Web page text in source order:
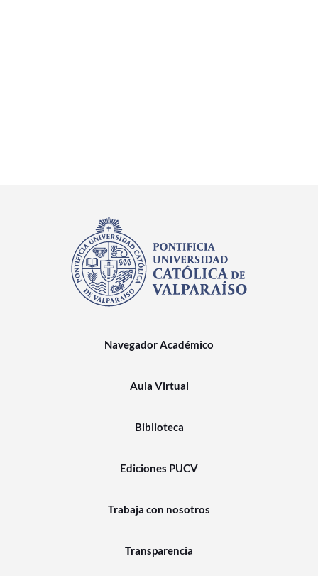
Navegador Académico
Aula Virtual
Biblioteca
Ediciones PUCV
Trabaja con nosotros
Transparencia